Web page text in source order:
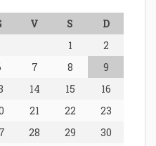
V S
D
1
2
7 8
9
14 15
16
21 22
23
28 29
30